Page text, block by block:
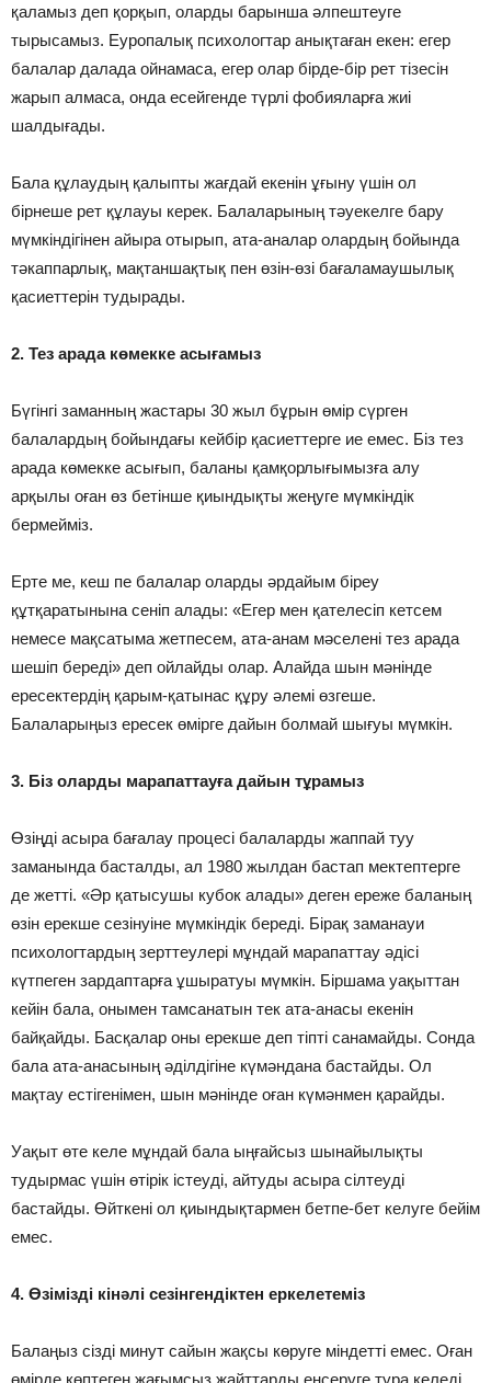
қаламыз деп қорқып, оларды барынша әлпештеуге
тырысамыз. Еуропалық психологтар анықтаған екен: егер
балалар далада ойнамаса, егер олар бірде-бір рет тізесін
жарып алмаса, онда есейгенде түрлі фобияларға жиі
шалдығады.
Бала құлаудың қалыпты жағдай екенін ұғыну үшін ол
бірнеше рет құлауы керек. Балаларының тәуекелге бару
мүмкіндігінен айыра отырып, ата-аналар олардың бойында
тәкаппарлық, мақтаншақтық пен өзін-өзі бағаламаушылық
қасиеттерін тудырады.
2. Тез арада көмекке асығамыз
Бүгінгі заманның жастары 30 жыл бұрын өмір сүрген
балалардың бойындағы кейбір қасиеттерге ие емес. Біз тез
арада көмекке асығып, баланы қамқорлығымызға алу
арқылы оған өз бетінше қиындықты жеңуге мүмкіндік
бермейміз.
Ерте ме, кеш пе балалар оларды әрдайым біреу
құтқаратынына сеніп алады: «Егер мен қателесіп кетсем
немесе мақсатыма жетпесем, ата-анам мәселені тез арада
шешіп береді» деп ойлайды олар. Алайда шын мәнінде
ересектердің қарым-қатынас құру әлемі өзгеше.
Балаларыңыз ересек өмірге дайын болмай шығуы мүмкін.
3. Біз оларды марапаттауға дайын тұрамыз
Өзіңді асыра бағалау процесі балаларды жаппай туу
заманында басталды, ал 1980 жылдан бастап мектептерге
де жетті. «Әр қатысушы кубок алады» деген ереже баланың
өзін ерекше сезінуіне мүмкіндік береді. Бірақ заманауи
психологтардың зерттеулері мұндай марапаттау әдісі
күтпеген зардаптарға ұшыратуы мүмкін. Біршама уақыттан
кейін бала, онымен тамсанатын тек ата-анасы екенін
байқайды. Басқалар оны ерекше деп тіпті санамайды. Сонда
бала ата-анасының әділдігіне күмәндана бастайды. Ол
мақтау естігенімен, шын мәнінде оған күмәнмен қарайды.
Уақыт өте келе мұндай бала ыңғайсыз шынайылықты
тудырмас үшін өтірік істеуді, айтуды асыра сілтеуді
бастайды. Өйткені ол қиындықтармен бетпе-бет келуге бейім
емес.
4. Өзімізді кінәлі сезінгендіктен еркелетеміз
Балаңыз сізді минут сайын жақсы көруге міндетті емес. Оған
өмірде көптеген жағымсыз жайттарды еңсеруге тура келеді,